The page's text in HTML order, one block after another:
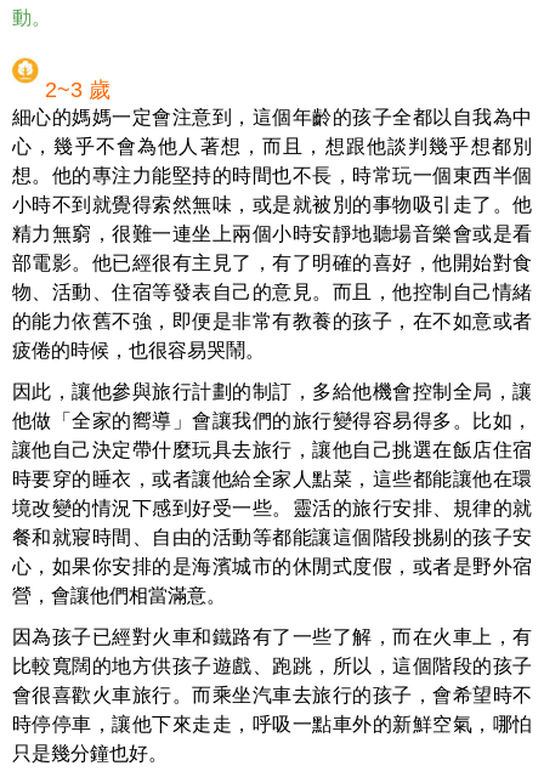
動。
2~3 歲
細心的媽媽一定會注意到，這個年齡的孩子全都以自我為中
心，幾乎不會為他人著想，而且，想跟他談判幾乎想都別
想。他的專注力能堅持的時間也不長，時常玩一個東西半個
小時不到就覺得索然無味，或是就被別的事物吸引走了。他
精力無窮，很難一連坐上兩個小時安靜地聽場音樂會或是看
部電影。他已經很有主見了，有了明確的喜好，他開始對食
物、活動、住宿等發表自己的意見。而且，他控制自己情緒
的能力依舊不強，即便是非常有教養的孩子，在不如意或者
疲倦的時候，也很容易哭鬧。
因此，讓他參與旅行計劃的制訂，多給他機會控制全局，讓
他做「全家的嚮導」會讓我們的旅行變得容易得多。比如，
讓他自己決定帶什麼玩具去旅行，讓他自己挑選在飯店住宿
時要穿的睡衣，或者讓他給全家人點菜，這些都能讓他在環
境改變的情況下感到好受一些。靈活的旅行安排、規律的就
餐和就寢時間、自由的活動等都能讓這個階段挑剔的孩子安
心，如果你安排的是海濱城市的休閒式度假，或者是野外宿
營，會讓他們相當滿意。
因為孩子已經對火車和鐵路有了一些了解，而在火車上，有
比較寬闊的地方供孩子遊戲、跑跳，所以，這個階段的孩子
會很喜歡火車旅行。而乘坐汽車去旅行的孩子，會希望時不
時停停車，讓他下來走走，呼吸一點車外的新鮮空氣，哪怕
只是幾分鐘也好。